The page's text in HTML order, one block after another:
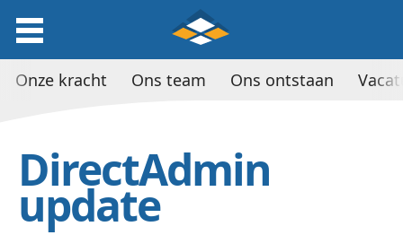
DirectAdmin
update
Onze kracht Ons team Ons ontstaan